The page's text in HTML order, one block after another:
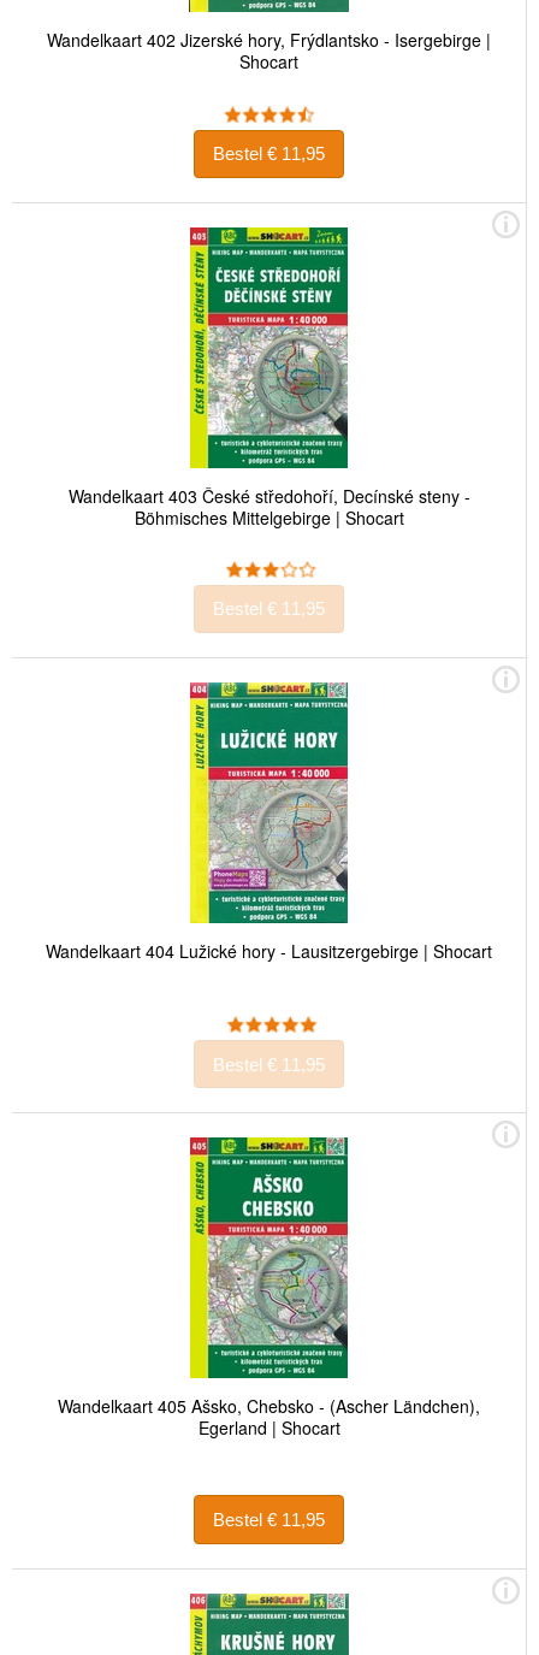
Wandelkaart 402 Jizerské hory, Frýdlantsko - Isergebirge |
Shocart
Bestel € 11,95
Wandelkaart 403 České středohoří, Decínské steny -
Böhmisches Mittelgebirge | Shocart
Bestel € 11,95
Wandelkaart 404 Lužické hory - Lausitzergebirge | Shocart
Bestel € 11,95
Wandelkaart 405 Ašsko, Chebsko - (Ascher Ländchen),
Egerland | Shocart
Bestel € 11,95